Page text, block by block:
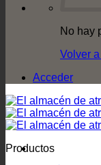
No hay
Volver
Acceder
Productos